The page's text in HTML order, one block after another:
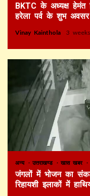
BKTC के अध्यक्ष हेमंत
हरेला पर्व के शुभ अवसर
Vinay Kainthola 3
अन्य उत्तराखण्ड खास खबर
जंगलों में भोजन का संकट
रिहायशी इलाकों में